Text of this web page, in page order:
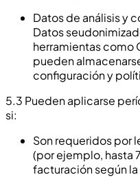
Datos de análisis y
Datos
herramientas como
pueden
configuración y
5.3 Pueden aplicarse
si:
Son requeridos por
(por ejemplo, hasta
facturación según